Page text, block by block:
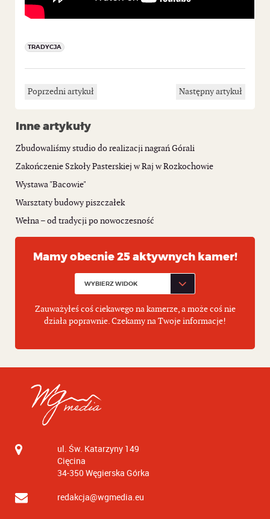
TRADYCJA
Poprzedni artykuł Następny artykuł
Inne artykuły
Zbudowaliśmy studio do realizacji nagrań Górali
Zakończenie Szkoły Pasterskiej w Raj w Rozkochowie
Wystawa "Bacowie"
Warsztaty budowy piszczałek
Wełna – od tradycji po nowoczesność
Mamy obecnie 25 aktywnych kamer!
Zauważyłeś coś ciekawego na kamerze, a może coś nie
działa poprawnie. Czekamy na Twoje informacje!
ul. Św. Katarzyny 149
Cięcina
34-350Węgierska Górka
redakcja@wgmedia.eu